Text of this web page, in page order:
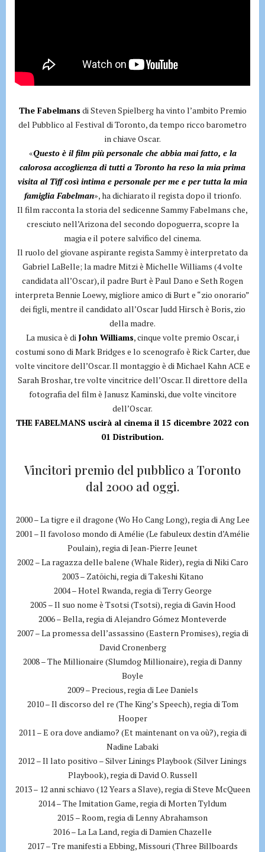
The Fabelmans di Steven Spielberg ha vinto l’ambito Premio
del Pubblico al Festival di Toronto, da tempo ricco barometro
in chiave Oscar.
«Questo è il film più personale che abbia mai fatto, e la
calorosa accoglienza di tutti a Toronto ha reso la mia prima
visita al Tiff così intima e personale per me e per tutta la mia
famiglia Fabelman», ha dichiarato il regista dopo il trionfo.
Il film racconta la storia del sedicenne Sammy Fabelmans che,
cresciuto nell’Arizona del secondo dopoguerra, scopre la
magia e il potere salvifico del cinema.
Il ruolo del giovane aspirante regista Sammy è interpretato da
Gabriel LaBelle; la madre Mitzi è Michelle Williams (4 volte
candidata all’Oscar), il padre Burt è Paul Dano e Seth Rogen
interpreta Bennie Loewy, migliore amico di Burt e “zio onorario”
dei figli, mentre il candidato all’Oscar Judd Hirsch è Boris, zio
della madre.
La musica è di John Williams, cinque volte premio Oscar, i
costumi sono di Mark Bridges e lo scenografo è Rick Carter, due
volte vincitore dell’Oscar. Il montaggio è di Michael Kahn ACE e
Sarah Broshar, tre volte vincitrice dell’Oscar. Il direttore della
fotografia del film è Janusz Kaminski, due volte vincitore
dell’Oscar.
THE FABELMANS uscirà al cinema il 15 dicembre 2022 con
01 Distribution.
Vincitori premio del pubblico a Toronto
dal 2000 ad oggi.
2000 – La tigre e il dragone (Wo Ho Cang Long), regia di Ang Lee
2001 – Il favoloso mondo di Amélie (Le fabuleux destin d’Amélie
Poulain), regia di Jean-Pierre Jeunet
2002 – La ragazza delle balene (Whale Rider), regia di Niki Caro
2003 – Zatōichi, regia di Takeshi Kitano
2004 – Hotel Rwanda, regia di Terry George
2005 – Il suo nome è Tsotsi (Tsotsi), regia di Gavin Hood
2006 – Bella, regia di Alejandro Gómez Monteverde
2007 – La promessa dell’assassino (Eastern Promises), regia di
David Cronenberg
2008 – The Millionaire (Slumdog Millionaire), regia di Danny
Boyle
2009 – Precious, regia di Lee Daniels
2010 – Il discorso del re (The King’s Speech), regia di Tom
Hooper
2011 – E ora dove andiamo? (Et maintenant on va où?), regia di
Nadine Labaki
2012 – Il lato positivo – Silver Linings Playbook (Silver Linings
Playbook), regia di David O. Russell
2013 – 12 anni schiavo (12 Years a Slave), regia di Steve McQueen
2014 – The Imitation Game, regia di Morten Tyldum
2015 – Room, regia di Lenny Abrahamson
2016 – La La Land, regia di Damien Chazelle
2017 – Tre manifesti a Ebbing, Missouri (Three Billboards